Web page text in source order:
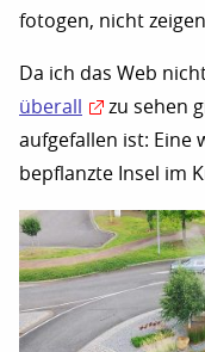
fotogen, nicht
Da ich das Web
überall
zu sehen
aufgefallen ist: Eine
bepflanzte Insel im